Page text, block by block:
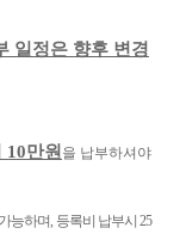
일정은 향후 변경
10만원 을 납부하셔야
능하며, 등록비 납부시25